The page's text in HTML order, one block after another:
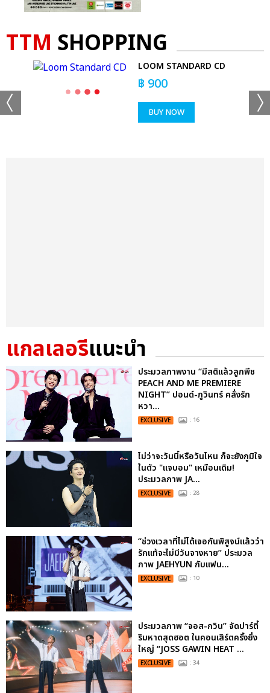
TTM SHOPPING
LOOM STANDARD CD
฿ 900
BUY NOW
แกลเลอรีแนะนำ
ประมวลภาพงาน “มีสติแล้วลูกพีช
PEACH AND ME PREMIERE
NIGHT” ปอนด์-ภูวินทร์ คลั่งรัก
หวา...
EXCLUSIVE : 16
ไม่ว่าจะวันนี้หรือวันไหน ก็จะยังภูมิใจ
ในตัว "แจบอม" เหมือนเดิม!
ประมวลภาพ JA...
EXCLUSIVE : 28
“ช่วงเวลาที่ไม่ได้เจอกันพิสูจน์แล้วว่า
รักแท้จะไม่มีวันจางหาย” ประมวล
ภาพ JAEHYUN กับแฟน...
EXCLUSIVE : 10
ประมวลภาพ “จอส-กวิน” จัดปาร์ตี้
ริมหาดสุดฮอต ในคอนเสิร์ตครั้งยิ่ง
ใหญ่ “JOSS GAWIN HEAT ...
EXCLUSIVE : 34